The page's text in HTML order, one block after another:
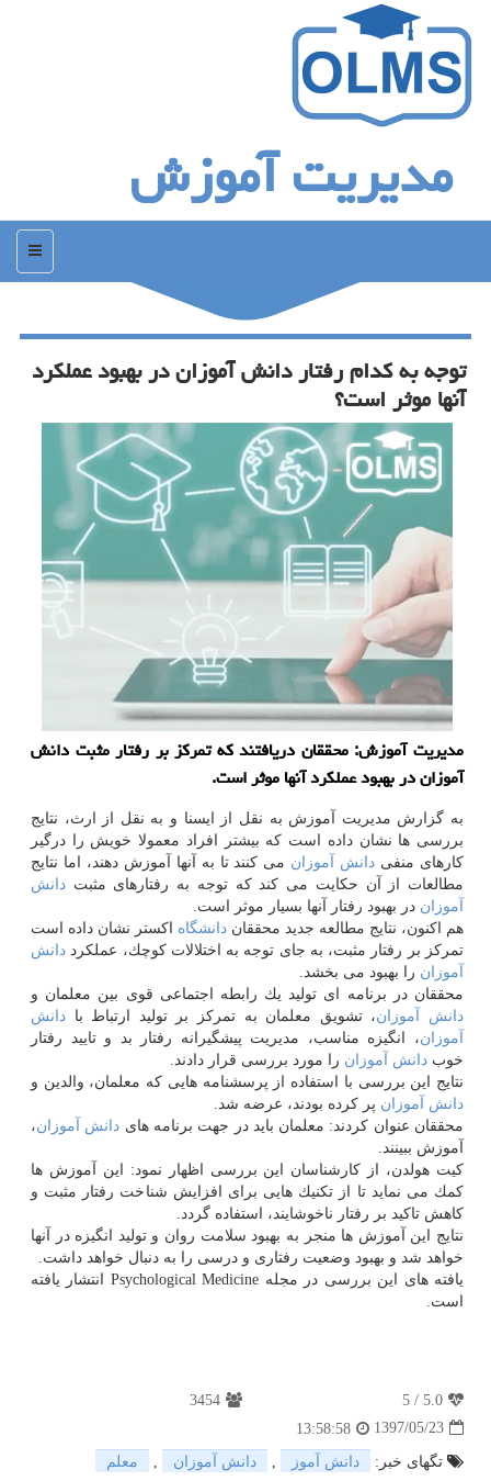
مدیریت آموزش
منو
توجه به كدام رفتار دانش آموزان در بهبود عملكرد
آنها موثر است؟
مدیریت آموزش: محققان دریافتند كه تمركز بر رفتار مثبت دانش
آموزان در بهبود عملكرد آنها موثر است.
به گزارش مدیریت آموزش به نقل از ایسنا و به نقل از ارث، نتایج
بررسی ها نشان داده است كه بیشتر افراد معمولا خویش را درگیر
كارهای منفی دانش آموزان می كنند تا به آنها آموزش دهند، اما نتایج
مطالعات از آن حكایت می كند كه توجه به رفتارهای مثبت دانش
آموزان در بهبود رفتار آنها بسیار موثر است.
هم اكنون، نتایج مطالعه جدید محققان دانشگاه اكستر نشان داده است
تمركز بر رفتار مثبت، به جای توجه به اختلالات كوچك، عملكرد دانش
آموزان را بهبود می بخشد.
محققان در برنامه ای تولید یك رابطه اجتماعی قوی بین معلمان و
دانش آموزان، تشویق معلمان به تمركز بر تولید ارتباط با دانش
آموزان، انگیزه مناسب، مدیریت پیشگیرانه رفتار بد و تایید رفتار
خوب دانش آموزان را مورد بررسی قرار دادند.
نتایج این بررسی با استفاده از پرسشنامه هایی كه معلمان، والدین و
دانش آموزان پر كرده بودند، عرضه شد.
محققان عنوان كردند: معلمان باید در جهت برنامه های دانش آموزان،
آموزش ببینند.
كیت هولدن، از كارشناسان این بررسی اظهار نمود: این آموزش ها
كمك می نماید تا از تكنیك هایی برای افزایش شناخت رفتار مثبت و
كاهش تاكید بر رفتار ناخوشایند، استفاده گردد.
نتایج این آموزش ها منجر به بهبود سلامت روان و تولید انگیزه در آنها
خواهد شد و بهبود وضعیت رفتاری و درسی را به دنبال خواهد داشت.
یافته های این بررسی در مجله Psychological Medicine انتشار یافته
است.
5.0
/
5
3454
1397/05/23
13:58:58
تگهای خبر:
دانش آموز , دانش آموزان , معلم